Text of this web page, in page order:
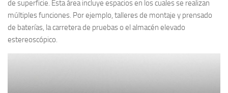
de superficie. Esta área incluye espacios en los cuales se realizan
múltiples funciones. Por ejemplo, talleres de montaje y prensado
de baterías, la carretera de pruebas o el almacén elevado
estereoscópico.